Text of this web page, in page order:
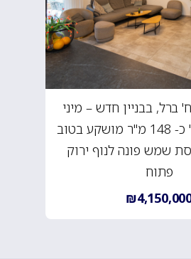
ברל, בבניין חדש – מיני
פנטהאוז 5 חד' כ- 148 מ"ר מושקע בטוב
שמש פונה לנוף ירוק
פתוח